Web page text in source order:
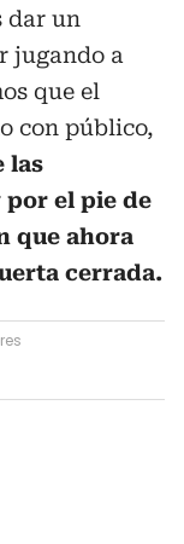
dar un
jugando a
que el
con público,
las
el pie de
que ahora
cerrada.